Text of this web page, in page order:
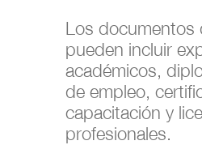
Los documentos
pueden incluir
académicos,
de empleo,
capacitación y
profesionales.